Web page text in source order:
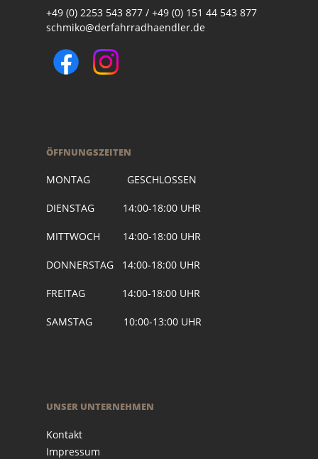
+49 (0) 2253 543 877 / +49 (0) 151 44 543 877
schmiko@derfahrradhaendler.de
ÖFFNUNGSZEITEN
MONTAG GESCHLOSSEN
DIENSTAG 14:00-18:00 UHR
MITTWOCH 14:00-18:00 UHR
DONNERSTAG 14:00-18:00 UHR
FREITAG 14:00-18:00 UHR
SAMSTAG 10:00-13:00 UHR
UNSER UNTERNEHMEN
Kontakt
Impressum